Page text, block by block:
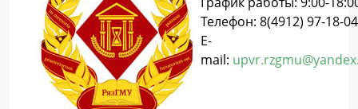
Телефон: 8(4912) 97-18-
E-
mail: